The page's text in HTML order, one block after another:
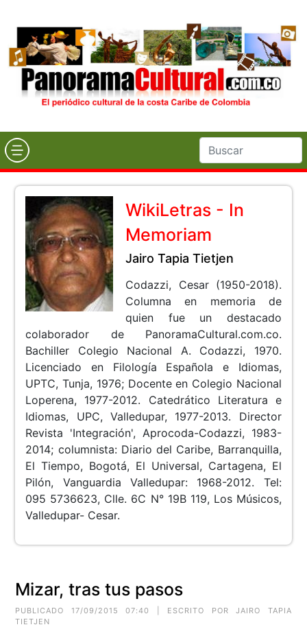
WikiLetras - In
Memoriam
Jairo Tapia Tietjen
Codazzi, Cesar (1950-2018).
Columna en memoria de
quien fue un destacado
colaborador de PanoramaCultural.com.co.
Bachiller Colegio Nacional A. Codazzi, 1970.
Licenciado en Filología Española e Idiomas,
UPTC, Tunja, 1976; Docente en Colegio Nacional
Loperena, 1977-2012. Catedrático Literatura e
Idiomas, UPC, Valledupar, 1977-2013. Director
Revista 'Integración', Aprocoda-Codazzi, 1983-
2014; columnista: Diario del Caribe, Barranquilla,
El Tiempo, Bogotá, El Universal, Cartagena, El
Pilón, Vanguardia Valledupar: 1968-2012. Tel:
095 5736623, Clle. 6C N° 19B 119, Los Músicos,
Valledupar- Cesar.
Mizar, tras tus pasos
PUBLICADO 17/09/2015 07:40 | ESCRITO POR JAIRO TAPIA
TIETJEN